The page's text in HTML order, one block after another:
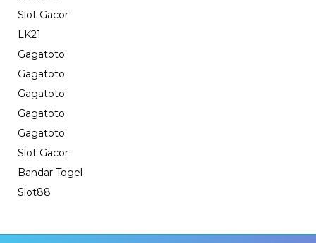
Slot Gacor
LK21
Gagatoto
Gagatoto
Gagatoto
Gagatoto
Gagatoto
Slot Gacor
Bandar Togel
Slot88